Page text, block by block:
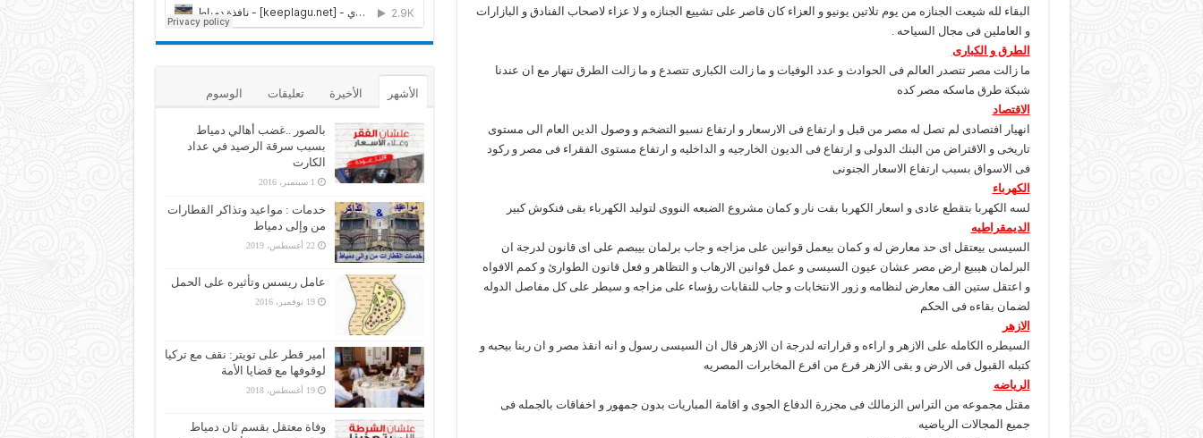
البقاء لله شيعت الجنازه من يوم تلاتين يونيو و العزاء كان قاصر على تشييع الجنازه و لا عزاء لاصحاب الفنادق و البازارات
و العاملين فى مجال السياحه .
الطرق و الكبارى
ما زالت مصر تتصدر العالم فى الحوادث و عدد الوفيات و ما زالت الكبارى تتصدع و ما زالت الطرق تنهار مع ان عندنا
شبكة طرق ماسكه مصر كده
الاقتصاد
انهيار افتصادى لم تصل له مصر من قبل و ارتفاع فى الارسعار و ارتفاع نسبو التضخم و وصول الدين العام الى مستوى
تاريخى و الاقتراض من البنك الدولى و ارتفاع فى الديون الخارجيه و الداخليه و ارتفاع مستوى الفقراء فى مصر و ركود
فى الاسواق بسبب ارتفاع الاسعار الجنونى
الكهرباء
لسه الكهربا بتقطع عادى و اسعار الكهربا بقت نار و كمان مشروع الضبعه النووى لتوليد الكهرباء بقى فنكوش كبير
الديمقراطيه
السيسى بيعتقل اى حد معارض له و كمان بيعمل قوانين على مزاجه و جاب برلمان بيبصم على اى قانون لدرجة ان
البرلمان هيبيع ارض مصر عشان عيون السيسى و عمل قوانين الارهاب و التظاهر و فعل قانون الطوارئ و كمم الافواه
و اعتقل ستين الف معارض لنظامه و زور الانتخابات و جاب للنقابات رؤساء على مزاجه و سيطر على كل مفاصل الدوله
لضمان بقاءه فى الحكم
الازهر
السيطره الكامله على الازهر و اراءه و قراراته لدرجة ان الازهر قال ان السيسى رسول و انه انقذ مصر و ان ربنا بيحبه و
كتبله القبول فى الارض و بقى الازهر فرع من افرع المخابرات المصريه
الرياضه
مقتل مجموعه من التراس الزمالك فى مجزرة الدفاع الجوى و اقامة المباريات بدون جمهور و اخفاقات بالجمله فى
جميع المجالات الرياضيه
الأشهر الأخيرة تعليقات الوسوم
بالصور ..غضب أهالي دمياط
بسبب سرقة الرصيد في عداد
الكارت
1 سبتمبر، 2016
خدمات : مواعيد وتذاكر القطارات
من وإلى دمياط
22 أغسطس، 2019
عامل ريسس وتأثيره على الحمل
19 نوفمبر، 2016
أمير قطر على تويتر: نقف مع تركيا
لوقوفها مع قضايا الأمة
19 أغسطس، 2018
وفاة معتقل بقسم ثان دمياط